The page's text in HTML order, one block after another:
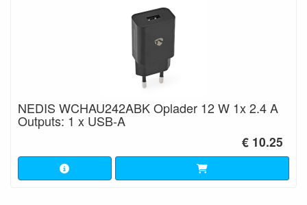
NEDIS WCHAU242ABK Oplader 12 W 1x 2.4 A
Outputs: 1 x USB-A
€ 10.25